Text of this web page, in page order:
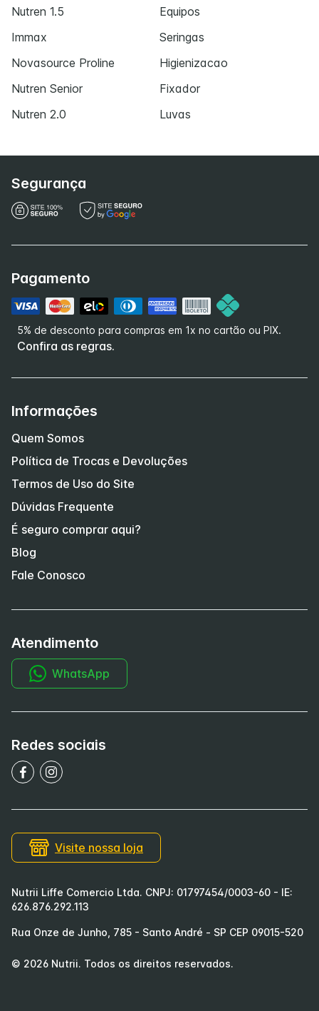
Nutren 1.5
Immax
Novasource Proline
Nutren Senior
Nutren 2.0
Equipos
Seringas
Higienizacao
Fixador
Luvas
Segurança
Pagamento
5% de desconto para compras em 1x no cartão ou PIX.
Confira as regras.
Informações
Quem Somos
Política de Trocas e Devoluções
Termos de Uso do Site
Dúvidas Frequente
É seguro comprar aqui?
Blog
Fale Conosco
Atendimento
WhatsApp
Redes sociais
Visite nossa loja
Nutrii Liffe Comercio Ltda. CNPJ: 01797454/0003-60 - IE:
626.876.292.113
Rua Onze de Junho, 785 - Santo André - SP CEP 09015-520
© 2026 Nutrii. Todos os direitos reservados.